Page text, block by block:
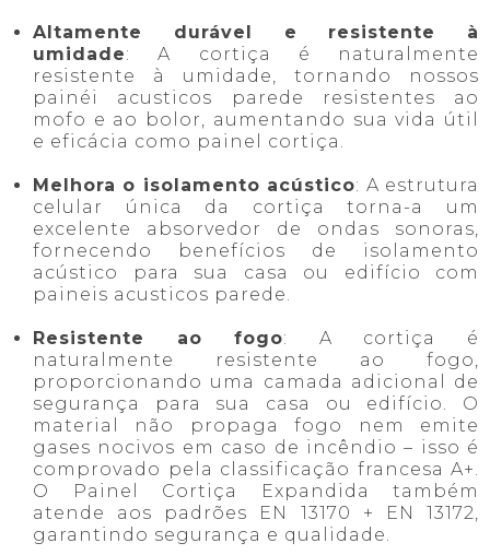
Altamente durável e resistente à
umidade: A cortiça é naturalmente
resistente à umidade, tornando nossos
painéi acusticos parede resistentes ao
mofo e ao bolor, aumentando sua vida útil
e eficácia como painel cortiça.
Melhora o isolamento acústico: A estrutura
celular única da cortiça torna-a um
excelente absorvedor de ondas sonoras,
fornecendo benefícios de isolamento
acústico para sua casa ou edifício com
paineis acusticos parede.
Resistente ao fogo: A cortiça é
naturalmente resistente ao fogo,
proporcionando uma camada adicional de
segurança para sua casa ou edifício. O
material não propaga fogo nem emite
gases nocivos em caso de incêndio – isso é
comprovado pela classificação francesa A+.
O Painel Cortiça Expandida também
atende aos padrões EN 13170 + EN 13172,
garantindo segurança e qualidade.